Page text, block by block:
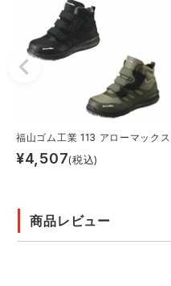
福山ゴム工業 113 アローマックス
¥4,507(税込)
商品レビュー